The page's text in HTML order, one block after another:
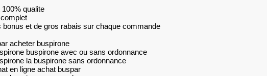
qualite
bonus et de gros rabais sur chaque commande
acheter buspirone
buspirone avec ou sans ordonnance
la buspirone sans ordonnance
en ligne achat buspar